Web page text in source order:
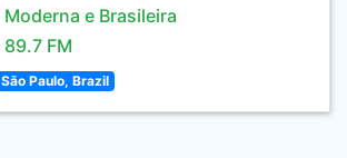
Moderna e Brasileira
89.7 FM
São Paulo, Brazil